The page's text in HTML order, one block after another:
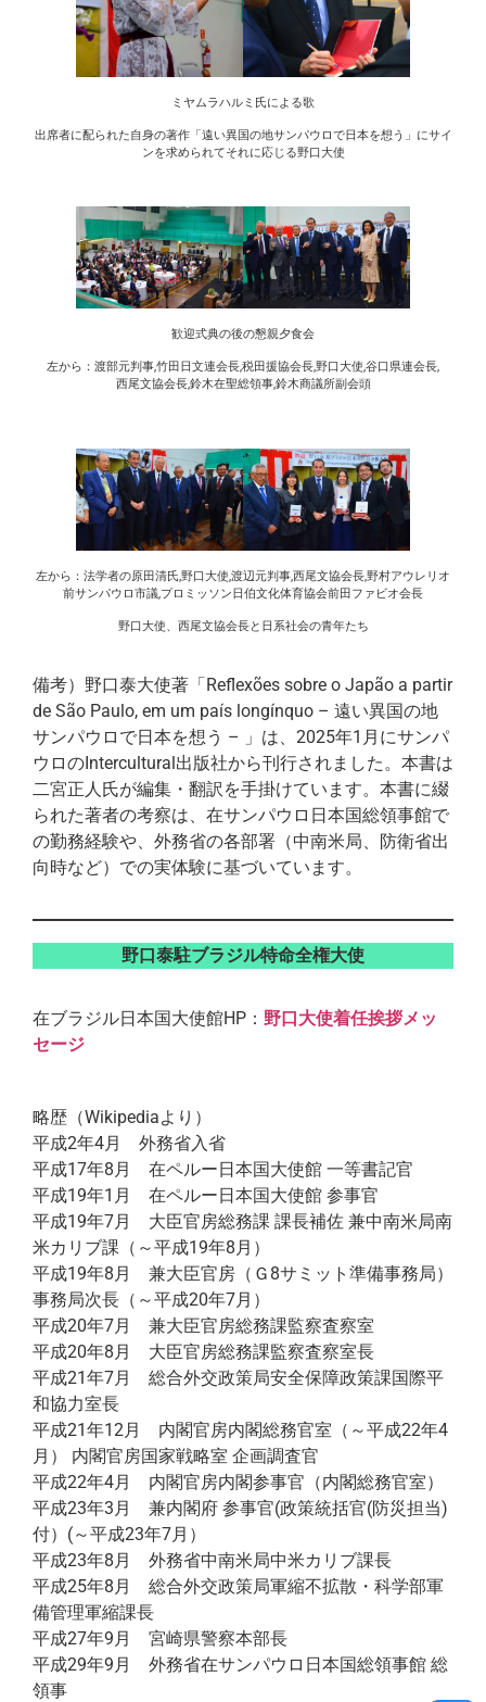
ミヤムラハルミ氏による歌
出席者に配られた自身の著作「遠い異国の地サンパウロで日本を想う」にサイ
ンを求められてそれに応じる野口大使
歓迎式典の後の懇親夕食会
左から：渡部元判事,竹田日文連会長,税田援協会長,野口大使,谷口県連会長,
西尾文協会長,鈴木在聖総領事,鈴木商議所副会頭
左から：法学者の原田清氏,野口大使,渡辺元判事,西尾文協会長,野村アウレリオ
前サンパウロ市議,プロミッソン日伯文化体育協会前田ファビオ会長
野口大使、西尾文協会長と日系社会の青年たち
備考）野口泰大使著「Reflexões sobre o Japão a partir
de São Paulo, em um país longínquo – 遠い異国の地
サンパウロで日本を想う – 」は、2025年1月にサンパ
ウロのIntercultural出版社から刊行されました。本書は
二宮正人氏が編集・翻訳を手掛けています。本書に綴
られた著者の考察は、在サンパウロ日本国総領事館で
の勤務経験や、外務省の各部署（中南米局、防衛省出
向時など）での実体験に基づいています。
野口泰駐ブラジル特命全権大使
在ブラジル日本国大使館HP： 野口大使着任挨拶メッ
セージ
略歴（Wikipediaより）
平成2年4月 外務省入省
平成17年8月 在ペルー日本国大使館 一等書記官
平成19年1月 在ペルー日本国大使館 参事官
平成19年7月 大臣官房総務課 課長補佐 兼中南米局南
米カリブ課（～平成19年8月）
平成19年8月 兼大臣官房（Ｇ8サミット準備事務局）
事務局次長（～平成20年7月）
平成20年7月 兼大臣官房総務課監察査察室
平成20年8月 大臣官房総務課監察査察室長
平成21年7月 総合外交政策局安全保障政策課国際平
和協力室長
平成21年12月 内閣官房内閣総務官室（～平成22年4
月） 内閣官房国家戦略室 企画調査官
平成22年4月 内閣官房内閣参事官（内閣総務官室）
平成23年3月 兼内閣府 参事官(政策統括官(防災担当)
付）(～平成23年7月）
平成23年8月 外務省中南米局中米カリブ課長
平成25年8月 総合外交政策局軍縮不拡散・科学部軍
備管理軍縮課長
平成27年9月 宮崎県警察本部長
平成29年9月 外務省在サンパウロ日本国総領事館 総
領事